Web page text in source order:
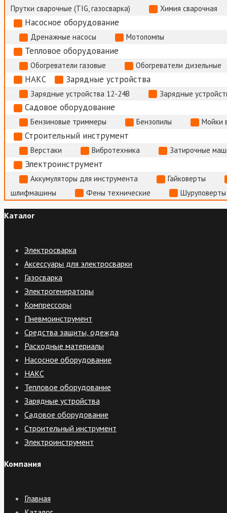
Прутки сварочные (TIG, газосварка)
Химия сварочная
Насосное оборудование
Дренажные насосы Мотопомпы
Тепловое оборудование
Обогреватели газовые Обогреватели дизельные
НАКС Зарядные устройства
Зарядные устройства 12-24В Зарядные
Садовое оборудование
Бензиновые триммеры Бензопилы Мойки
Строительный инструмент
Верстаки Вибротехника Затирочные
Электроинструмент
Аккумуляторы для инструмента
Гайковерты
шлифмашины
Фены технические
Каталог
Электросварка
Аксессуары для электросварки
Газосварка
Электрогенераторы
Компрессоры
Пневмоинструмент
Средства защиты, одежда
Расходные материалы
Насосное оборудование
НАКС
Тепловое оборудование
Зарядные устройства
Садовое оборудование
Строительный инструмент
Электроинструмент
Компания
Главная